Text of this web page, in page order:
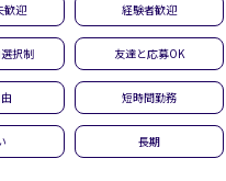
歓迎 経験者歓迎
択制 友達と応募OK
短時間勤務
長期